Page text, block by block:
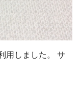
用しました。 サ